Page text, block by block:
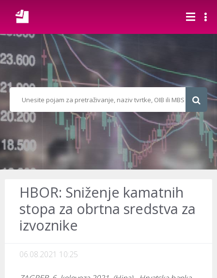
HBOR: Sniženje kamatnih
stopa za obrtna sredstva za
izvoznike
06.08.2021 10:25